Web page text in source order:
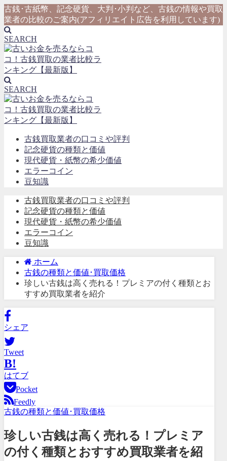
古銭･古紙幣、記念硬貨、大判･小判など、古銭の情報や買取
業者の比較のご案内(アフィリエイト広告を利用しています)
SEARCH
SEARCH
古銭買取業者の口コミや評判
記念硬貨の種類と価値
現代硬貨・紙幣の希少価値
エラーコイン
豆知識
古銭買取業者の口コミや評判
記念硬貨の種類と価値
現代硬貨・紙幣の希少価値
エラーコイン
豆知識
ホーム
古銭の種類と価値･買取価格
珍しい古銭は高く売れる！プレミアの付く種類とお
すすめ買取業者を紹介
シェア
Tweet
B!
はてブ
Pocket
Feedly
古銭の種類と価値･買取価格
珍しい古銭は高く売れる！プレミア
の付く種類とおすすめ買取業者を紹